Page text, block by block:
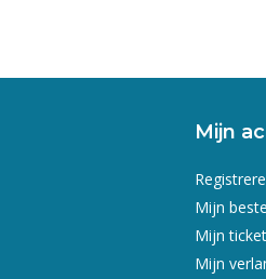
Mijn
Mijn
Mijn
Mijn